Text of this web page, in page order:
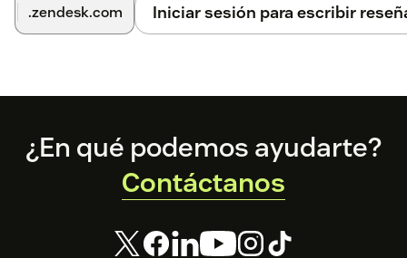
.zendesk.com Iniciar sesión para escribir
Footer
¿En qué podemos ayudarte?
Contáctanos